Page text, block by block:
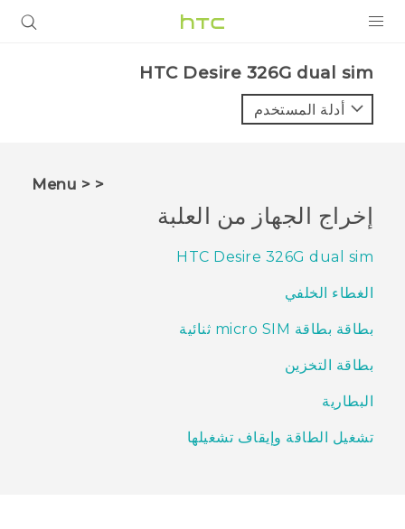
VIVE
VIVERSE
البرامج + التطبيقات
الدعم
أجهزة HTC والملحقات
HTC Desire 326G dual sim‎
أدلة المستخدم
< < Menu
إخراج الجهاز من العلبة
HTC Desire 326G dual sim
الغطاء الخلفي
بطاقة بطاقة micro SIM ثنائية
بطاقة التخزين
البطارية
تشغيل الطاقة وإيقاف تشغيلها